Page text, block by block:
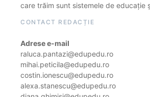
care trăim sunt sistemele de educație
CONTACT REDACȚIE
Adrese e-mail
raluca.pantazi@edupedu.ro
mihai.peticila@edupedu.ro
costin.ionescu@edupedu.ro
alexa.stanescu@edupedu.ro